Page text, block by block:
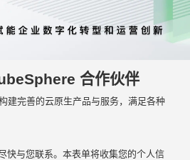
合作伙伴
建完善的云原生产品与服务，满足各种
快与您联系。本表单将收集您的个人信